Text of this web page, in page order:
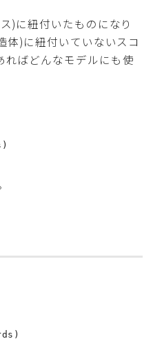
)に紐付いたものになり
体)に紐付いていないスコ
ればどんなモデルにも使